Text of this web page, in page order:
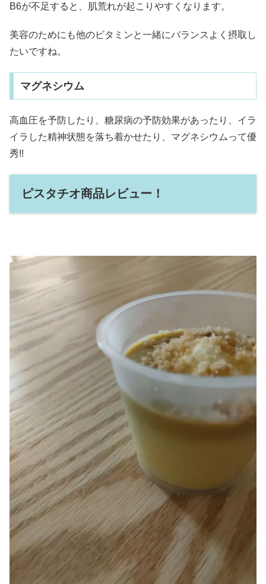
B6が不足すると、肌荒れが起こりやすくなります。
美容のためにも他のビタミンと一緒にバランスよく摂取し
たいですね。
マグネシウム
高血圧を予防したり、糖尿病の予防効果があったり、イラ
イラした精神状態を落ち着かせたり、マグネシウムって優
秀!!
ピスタチオ商品レビュー！